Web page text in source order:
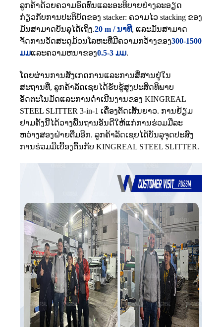
ລູກຄ້າດ້ວຍຄວາມອົດທົນແລະອະທິບາຍຢ່າງລະອຽດ
ກ່ຽວກັບການປະຕິບັດຂອງ stacker: ຄວາມໄວ stacking ຂອງ
ມັນສາມາດບັນລຸໄດ້ເຖິງ.20 m / ນາທີ, ແລະມັນສາມາດ
ຈັດການວັດສະດຸມ້ວນໂລຫະທີ່ມີຄວາມກວ້າງຂອງ300-1500
ມມແລະຄວາມຫນາຂອງ0.5-3 ມມ.
ໂດຍຜ່ານການສັງເກດການແລະການສື່ສານຢູ່ໃນ
ສະຖານທີ່, ລູກຄ້າລັດເຊຍໄດ້ຮັບຮູ້ສູງປະສິດທິພາບ
ອັດຕະໂນມັດແລະການດໍາເນີນງານຂອງ KINGREAL
STEEL SLITTER 3-in-1 ເຄື່ອງຕັດເສັ້ນຍາວ. ການ​ຢ້ຽມ​
ຢາມ​ຄັ້ງ​ນີ້​ໄດ້​ວາງ​ພື້ນ​ຖານ​ອັນ​ດີ​ໃຫ້​ແກ່​ການ​ຮ່ວມ​ມື​ລະ​
ຫວ່າງ​ສອງ​ຝ່າຍ​ຕື່ມ​ອີກ. ລູກຄ້າລັດເຊຍໄດ້ບັນລຸຈຸດປະສົງ
ການຮ່ວມມືເບື້ອງຕົ້ນກັບ KINGREAL STEEL SLITTER.